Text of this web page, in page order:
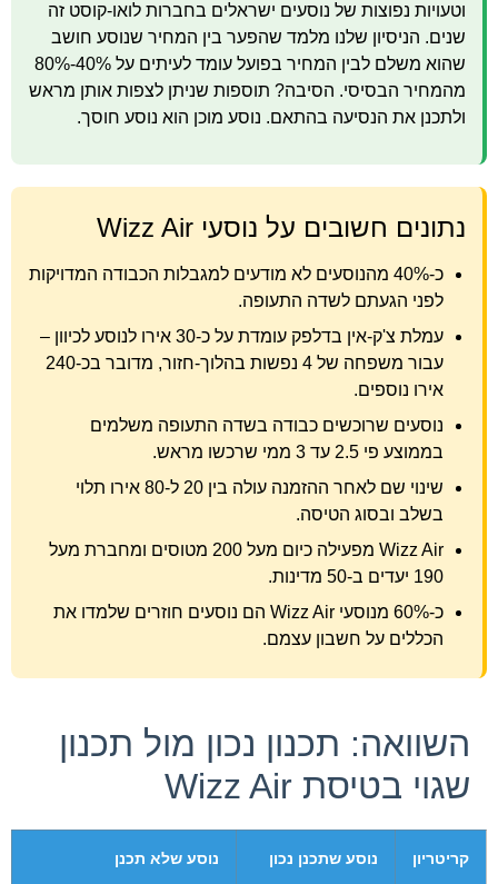
וטעויות נפוצות של נוסעים ישראלים בחברות לואו-קוסט זה
שנים. הניסיון שלנו מלמד שהפער בין המחיר שנוסע חושב
שהוא משלם לבין המחיר בפועל עומד לעיתים על 40%-80%
מהמחיר הבסיסי. הסיבה? תוספות שניתן לצפות אותן מראש
ולתכנן את הנסיעה בהתאם. נוסע מוכן הוא נוסע חוסך.
נתונים חשובים על נוסעי Wizz Air
כ-40% מהנוסעים לא מודעים למגבלות הכבודה המדויקות
לפני הגעתם לשדה התעופה.
עמלת צ'ק-אין בדלפק עומדת על כ-30 אירו לנוסע לכיוון –
עבור משפחה של 4 נפשות בהלוך-חזור, מדובר בכ-240
אירו נוספים.
נוסעים שרוכשים כבודה בשדה התעופה משלמים
בממוצע פי 2.5 עד 3 ממי שרכשו מראש.
שינוי שם לאחר ההזמנה עולה בין 20 ל-80 אירו תלוי
בשלב ובסוג הטיסה.
Wizz Air מפעילה כיום מעל 200 מטוסים ומחברת מעל
190 יעדים ב-50 מדינות.
כ-60% מנוסעי Wizz Air הם נוסעים חוזרים שלמדו את
הכללים על חשבון עצמם.
השוואה: תכנון נכון מול תכנון
שגוי בטיסת Wizz Air
קריטריון נוסע שתכנן נכון נוסע שלא תכנן